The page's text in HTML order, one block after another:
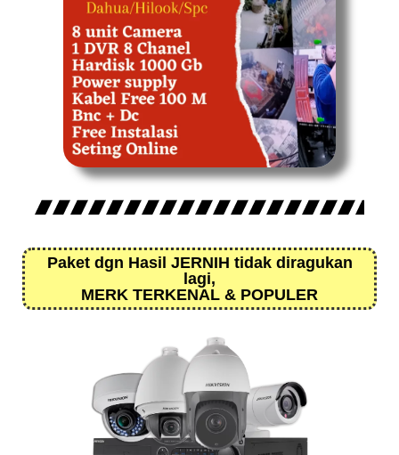
Paket dgn Hasil JERNIH tidak diragukan
lagi,
MERK TERKENAL & POPULER